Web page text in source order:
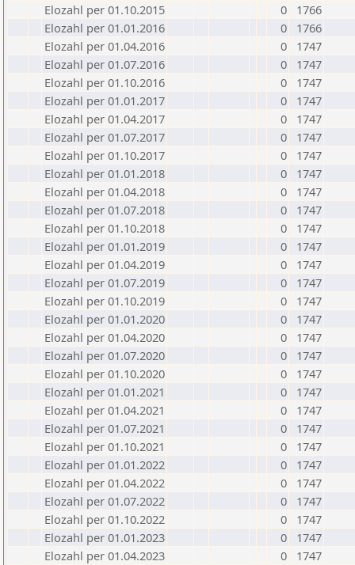
Elozahl per 01.10.2015
0
1766
Elozahl per 01.01.2016
0
1766
Elozahl per 01.04.2016
0
1747
Elozahl per 01.07.2016
0
1747
Elozahl per 01.10.2016
0
1747
Elozahl per 01.01.2017
0
1747
Elozahl per 01.04.2017
0
1747
Elozahl per 01.07.2017
0
1747
Elozahl per 01.10.2017
0
1747
Elozahl per 01.01.2018
0
1747
Elozahl per 01.04.2018
0
1747
Elozahl per 01.07.2018
0
1747
Elozahl per 01.10.2018
0
1747
Elozahl per 01.01.2019
0
1747
Elozahl per 01.04.2019
0
1747
Elozahl per 01.07.2019
0
1747
Elozahl per 01.10.2019
0
1747
Elozahl per 01.01.2020
0
1747
Elozahl per 01.04.2020
0
1747
Elozahl per 01.07.2020
0
1747
Elozahl per 01.10.2020
0
1747
Elozahl per 01.01.2021
0
1747
Elozahl per 01.04.2021
0
1747
Elozahl per 01.07.2021
0
1747
Elozahl per 01.10.2021
0
1747
Elozahl per 01.01.2022
0
1747
Elozahl per 01.04.2022
0
1747
Elozahl per 01.07.2022
0
1747
Elozahl per 01.10.2022
0
1747
Elozahl per 01.01.2023
0
1747
Elozahl per 01.04.2023
0
1747